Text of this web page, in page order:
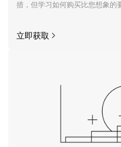
措，但学习如何购买比您想象的
立即获取